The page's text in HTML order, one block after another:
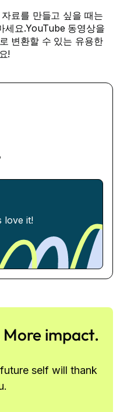
료를 만들고 싶을 때는
세요.YouTube 동영상을
변환할 수 있는 유용한
!
love it!
More impact.
self will thank